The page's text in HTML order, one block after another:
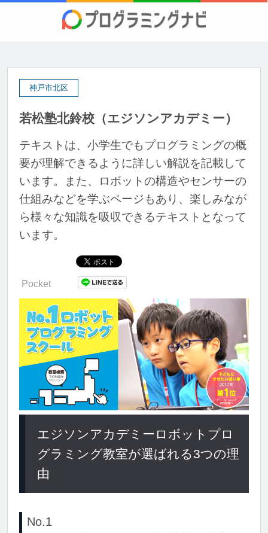
神戸市北区
若松塾北鈴校（エジソンアカデミー）
テキストは、小学生でもプログラミングの概
要が理解できるように詳しい解説を記載して
います。また、ロボットの構造やセンサーの
仕組みなどを学ぶページもあり、楽しみなが
ら様々な知識を吸収できるテキストとなって
います。
Pocket
エジソンアカデミーロボットプロ
グラミング教室が選ばれる3つの理
由
No.1